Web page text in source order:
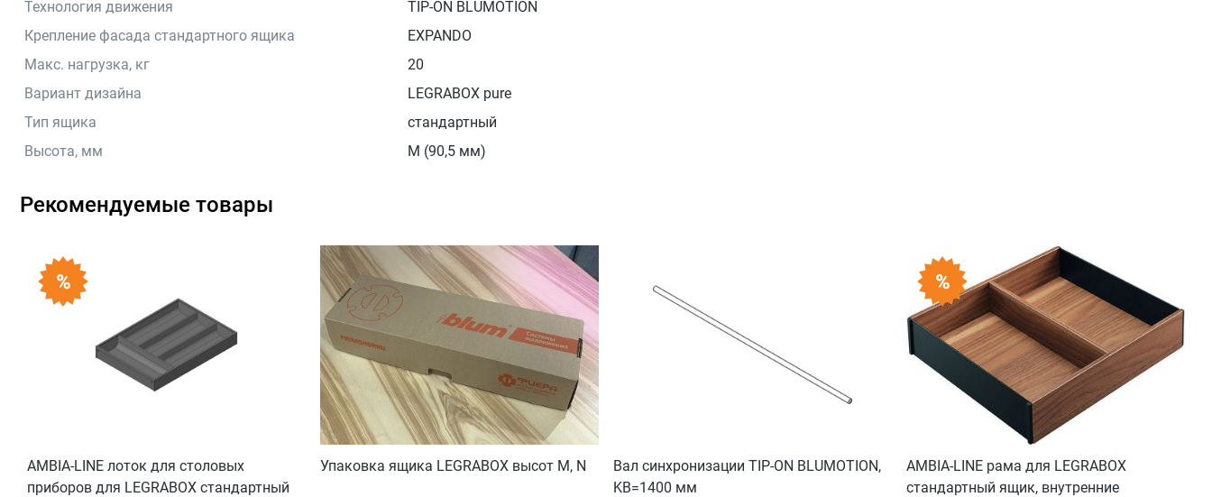
Технология движения
TIP-ON BLUMOTION
Крепление фасада стандартного ящика
EXPANDO
Макс. нагрузка, кг
20
Вариант дизайна
LEGRABOX pure
Тип ящика
стандартный
Высота, мм
M (90,5 мм)
Рекомендуемые товары
AMBIA-LINE лоток для столовых
приборов для LEGRABOX стандартный
Упаковка ящика LEGRABOX высот M, N
Вал синхронизации TIP-ON BLUMOTION,
KB=1400 мм
AMBIA-LINE рама для LEGRABOX
стандартный ящик, внутренние